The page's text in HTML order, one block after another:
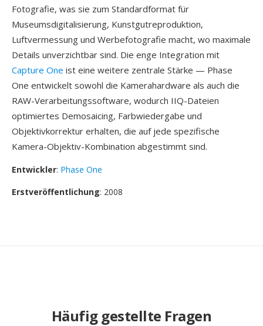
Fotografie, was sie zum Standardformat für
Museumsdigitalisierung, Kunstgutreproduktion,
Luftvermessung und Werbefotografie macht, wo maximale
Details unverzichtbar sind. Die enge Integration mit
Capture One ist eine weitere zentrale Stärke — Phase
One entwickelt sowohl die Kamerahardware als auch die
RAW-Verarbeitungssoftware, wodurch IIQ-Dateien
optimiertes Demosaicing, Farbwiedergabe und
Objektivkorrektur erhalten, die auf jede spezifische
Kamera-Objektiv-Kombination abgestimmt sind.
Entwickler: Phase One
Erstveröffentlichung: 2008
Häufig gestellte Fragen